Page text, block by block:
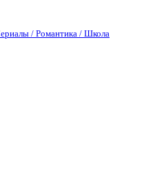
/ Романтика / Школа